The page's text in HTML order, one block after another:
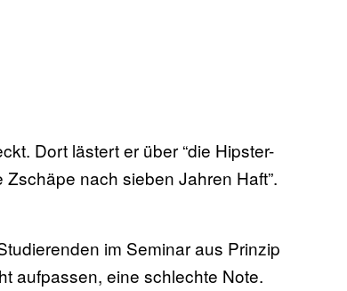
Dort lästert er über “die Hipster-
nach sieben Jahren Haft”.
im Seminar aus Prinzip
aufpassen, eine schlechte Note.